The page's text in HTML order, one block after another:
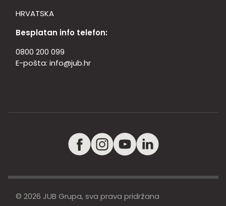
HRVATSKA
Besplatan info telefon:
0800 200 099
E-pošta: info@jub.hr
© 2026 JUB Grupa, sva prava pridržana